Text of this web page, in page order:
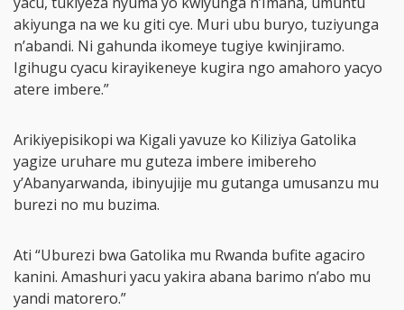
akiyunga na we ku giti cye. Muri ubu buryo, tuziyunga
n’abandi. Ni gahunda ikomeye tugiye kwinjiramo.
Igihugu cyacu kirayikeneye kugira ngo amahoro yacyo
atere imbere.”
Arikiyepisikopi wa Kigali yavuze ko Kiliziya Gatolika
yagize uruhare mu guteza imbere imibereho
y’Abanyarwanda, ibinyujije mu gutanga umusanzu mu
burezi no mu buzima.
Ati “Uburezi bwa Gatolika mu Rwanda bufite agaciro
kanini. Amashuri yacu yakira abana barimo n’abo mu
yandi matorero.”